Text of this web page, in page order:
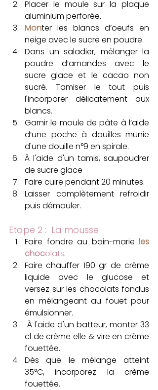
Placer le moule sur la plaque
aluminium perforée.
Monter les blancs d’oeufs en
neige avec le sucre en poudre.
Dans un saladier, mélanger la
poudre d’amandes avec le
sucre glace et le cacao non
sucré. Tamiser le tout puis
l'incorporer délicatement aux
blancs.
Garnir le moule de pâte à l’aide
d’une poche à douilles munie
d'une douille n°9 en spirale.
À l'aide d'un tamis, saupoudrer
de sucre glace
Faire cuire pendant 20 minutes.
Laisser complètement refroidir
puis démouler.
Etape 2 :  La mousse
Faire fondre au bain-marie
chocolats.
Faire chauffer 190 gr de crème
liquide avec le glucose et
versez sur les chocolats fondus
en mélangeant au fouet pour
émulsionner.
cl de crème elle & vire en crème
fouettée.
Dès que le mélange atteint
35°C, incorporez la crème
fouettée.